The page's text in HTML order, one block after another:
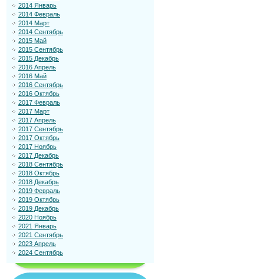
2014 Январь
2014 Февраль
2014 Март
2014 Сентябрь
2015 Май
2015 Сентябрь
2015 Декабрь
2016 Апрель
2016 Май
2016 Сентябрь
2016 Октябрь
2017 Февраль
2017 Март
2017 Апрель
2017 Сентябрь
2017 Октябрь
2017 Ноябрь
2017 Декабрь
2018 Сентябрь
2018 Октябрь
2018 Декабрь
2019 Февраль
2019 Октябрь
2019 Декабрь
2020 Ноябрь
2021 Январь
2021 Сентябрь
2023 Апрель
2024 Сентябрь